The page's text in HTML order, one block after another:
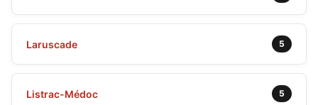
Laruscade 5
Listrac-Médoc 5